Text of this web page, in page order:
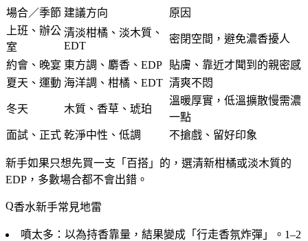
場合／季節 建議方向
原因
上班、辦公
室
清淡柑橘、淡木質、
EDT
密閉空間，避免濃香擾人
約會、晚宴 東方調、麝香、EDP
貼膚、靠近才聞到的親密感
夏天、運動 海洋調、柑橘、EDT 清爽不悶
冬天 木質、香草、琥珀
溫暖厚實，低溫擴散慢需濃
一點
面試、正式 乾淨中性、低調 不搶戲、留好印象
新手如果只想先買一支「百搭」的，選清新柑橘或淡木質的
EDP ，多數場合都不會出錯。
香水新手常見地雷
噴太多 ：以為持香靠量，結果變成「行走香氛炸彈」。1–2